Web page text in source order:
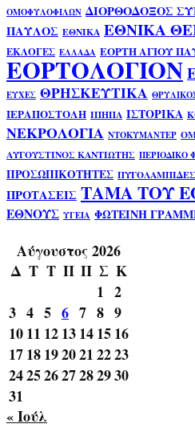
ΟΜΟΦΥΛΟΦΙΛΩΝ ΔΙΟΡΘΟΔΟΞΟΣ
ΠΑΥΛΟΣ ΕΘΝΙΚΑ ΕΘΝΙΚΑ
ΕΚΛΟΓΕΣ ΕΛΛΑΔΑ ΕΟΡΤΗ ΑΓΙΟΥ
ΕΟΡΤΟΛΟΓΙΟΝ
ΕΥΧΕΣ ΘΡΗΣΚΕΥΤΙΚΑ
ΙΕΡΑΠΟΣΤΟΛΗ ΙΠΗΠΑ ΙΣΤΟΡΙΚΑ
ΝΕΚΡΟΛΟΓΙΑ ΝΤΟΚΥΜΑΝΤΕΡ
ΑΥΓΟΥΣΤΙΝΟΣ ΚΑΝΤΙΩΤΗΣ ΠΕΡΙΟΔΙΚΟ
ΠΡΟΣΩΠΙΚΟΤΗΤΕΣ ΠΥΓΟΛΑΜΠΙΔΕΣ
ΠΡΟΤΑΣΕΙΣ ΤΑΜΑ ΤΟΥ
ΕΘΝΟΥΣ ΥΓΕΙΑ ΦΩΤΕΙΝΗ
Αύγουστος 2026
Δ Τ Τ Π Π Σ Κ
1 2
3 4 5 6 7 8 9
1011 1213141516
17181920212223
24252627282930
31
« Ιούλ